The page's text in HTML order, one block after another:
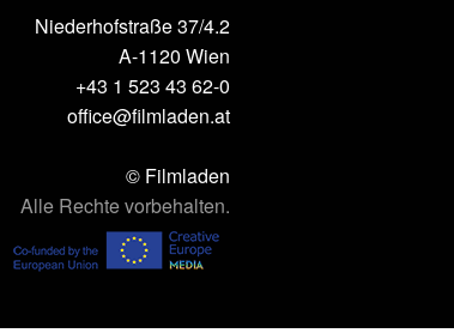
Niederhofstraße 37/4.2
A-1120 Wien
+43 1 523 43 62-0
office@filmladen.at
© Filmladen
Alle Rechte vorbehalten.